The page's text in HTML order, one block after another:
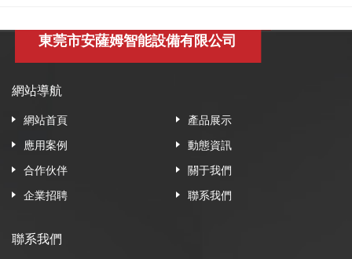
東莞市安薩姆智能設備有限公司
網站導航
網站首頁
產品展示
應用案例
動態資訊
合作伙伴
關于我們
企業招聘
聯系我們
聯系我們